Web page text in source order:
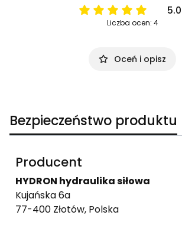
Liczba ocen: 4
Oceń i opisz
Bezpieczeństwo produktu
Producent
HYDRON hydraulika siłowa
Kujańska 6a
77-400 Złotów, Polska